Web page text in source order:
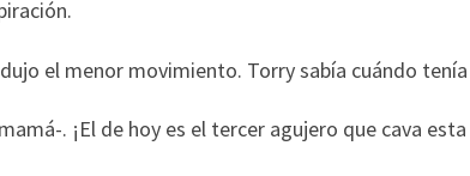
el menor movimiento. Torry sabía cuándo
. ¡El de hoy es el tercer agujero que cava